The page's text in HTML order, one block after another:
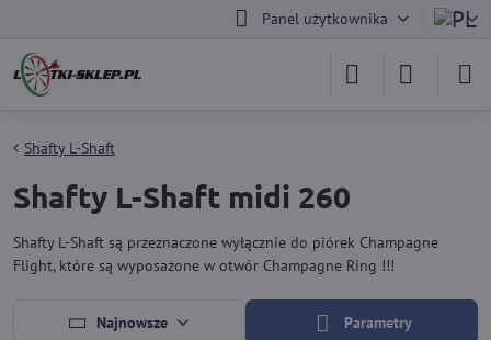
Panel użytkownika
Shafty L-Shaft
Shafty L-Shaft midi 260
Shafty L-Shaft są przeznaczone wyłącznie do piórek Champagne
Flight, które są wyposażone w otwór Champagne Ring !!!
Najnowsze Parametry